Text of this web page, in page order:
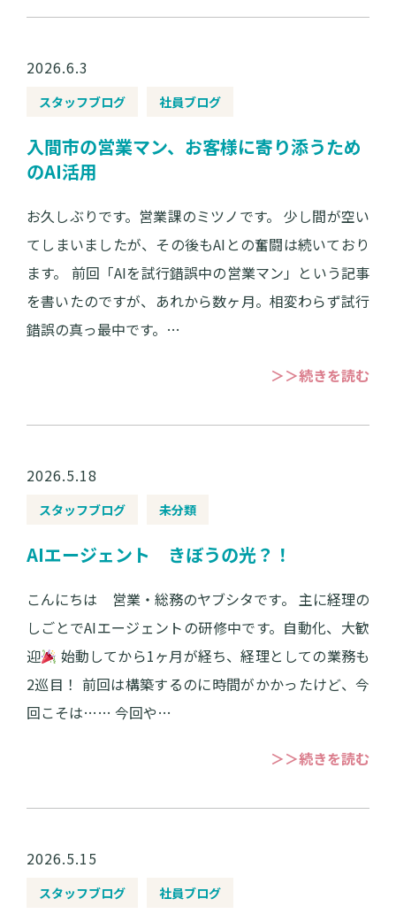
2026.6.3
スタッフブログ 社員ブログ
入間市の営業マン、お客様に寄り添うため
のAI活用
お久しぶりです。営業課のミツノです。 少し間が空い
てしまいましたが、その後もAIとの奮闘は続いており
ます。 前回「AIを試行錯誤中の営業マン」という記事
を書いたのですが、あれから数ヶ月。相変わらず試行
錯誤の真っ最中です。…
＞＞続きを読む
2026.5.18
スタッフブログ 未分類
AIエージェント きぼうの光？！
こんにちは 営業・総務のヤブシタです。 主に経理の
しごとでAIエージェントの研修中です。自動化、大歓
迎
始動してから1ヶ月が経ち、経理としての業務も
2巡目！ 前回は構築するのに時間がかかったけど、今
回こそは…… 今回や…
＞＞続きを読む
2026.5.15
スタッフブログ 社員ブログ